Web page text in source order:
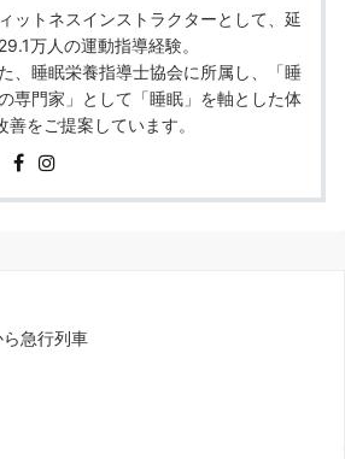
ットネスインストラクターとして、延
万人の運動指導経験。
、睡眠栄養指導士協会に所属し、「睡
専門家」として「睡眠」を軸とした体
善をご提案しています。
ら急行列車